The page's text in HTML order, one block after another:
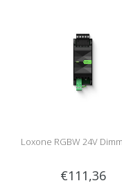
Loxone RGBW 24V
€111,36